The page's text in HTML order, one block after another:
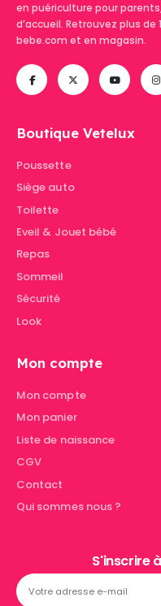
en puériculture pour
d’accueil. Retrouvez plus
bebe.com et en magasin.
Boutique Vetelux
Poussette
Siège auto
Toilette
Eveil & Jouet bébé
Repas
Sommeil
Sécurité
Look
Mon compte
Mon compte
Mon panier
Liste de naissance
CGV
Contact
Qui sommes nous ?
S'inscrire